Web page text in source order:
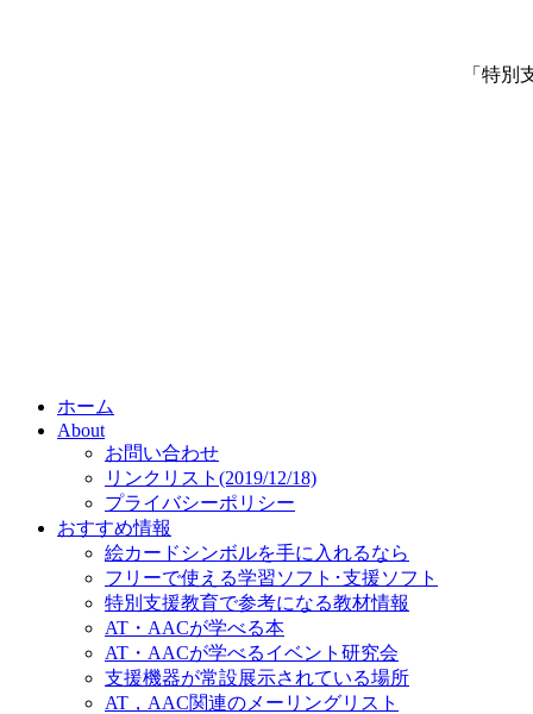
「特
ホーム
About
お問い合わせ
リンクリスト(2019/12/18)
プライバシーポリシー
おすすめ情報
絵カードシンボルを手に入れるなら
フリーで使える学習ソフト･支援ソフト
特別支援教育で参考になる教材情報
AT・AACが学べる本
AT・AACが学べるイベント研究会
支援機器が常設展示されている場所
AT，AAC関連のメーリングリスト